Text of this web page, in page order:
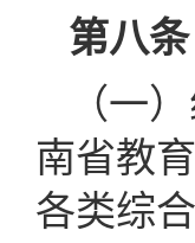
第八条
（一
南省教
各类综